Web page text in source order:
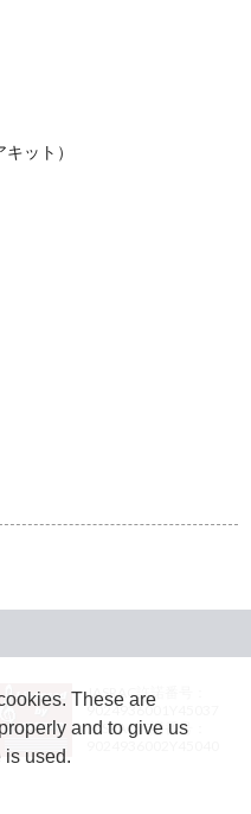
ット）
JASRAC許諾番号：
9024936001Y45037
JASRAC許諾番号：
These are
and to give us
is used.